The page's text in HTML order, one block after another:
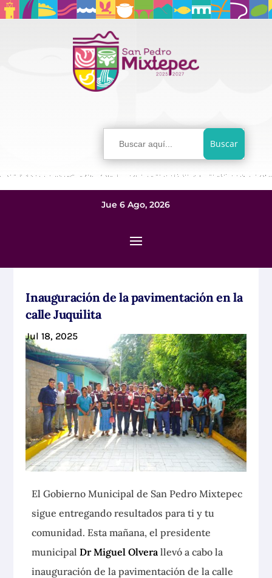
Buscar:
Jue 6 Ago, 2026
Inauguración de la pavimentación en la
calle Juquilita
Jul 18, 2025
El Gobierno Municipal de San Pedro Mixtepec
sigue entregando resultados para ti y tu
comunidad. Esta mañana, el presidente
municipalDr Miguel Olvera llevó a cabo la
inauguración de la pavimentación de la calle